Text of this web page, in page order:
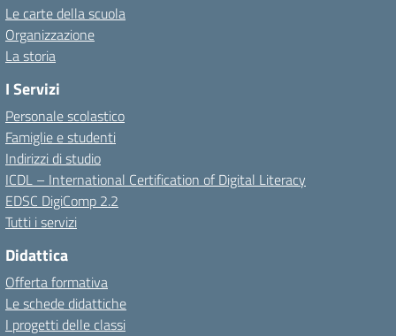
Le carte della scuola
Organizzazione
La storia
I Servizi
Personale scolastico
Famiglie e studenti
Indirizzi di studio
ICDL – International Certification of Digital Literacy
EDSC DigiComp 2.2
Tutti i servizi
Didattica
Offerta formativa
Le schede didattiche
I progetti delle classi